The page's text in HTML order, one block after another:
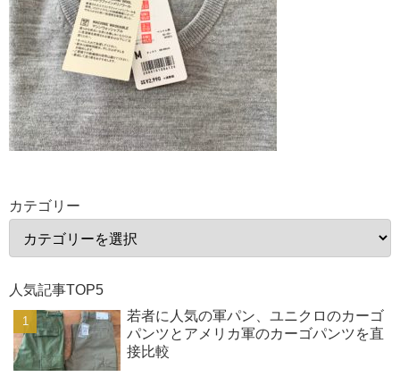
カテゴリー
人気記事TOP5
若者に人気の軍パン、ユニクロのカーゴ
パンツとアメリカ軍のカーゴパンツを直
接比較